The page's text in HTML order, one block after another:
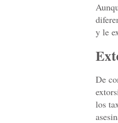
y le
De
los